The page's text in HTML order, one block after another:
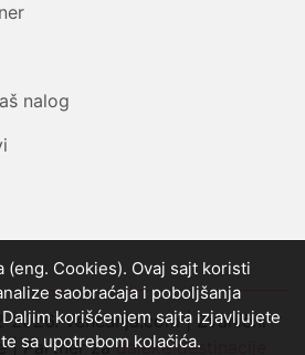
nalog
Vencanja.com | Zvanični
| Partner zadaleke destinacije
(eng. Cookies). Ovaj sajt koristi
saobraćaja i poboljšanja
korišćenjem sajta izjavljujete
sa upotrebom kolačića.